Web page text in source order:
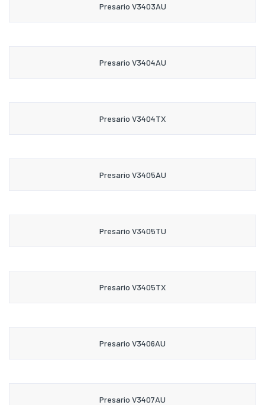
Presario V3403AU
Presario V3404AU
Presario V3404TX
Presario V3405AU
Presario V3405TU
Presario V3405TX
Presario V3406AU
Presario V3407AU